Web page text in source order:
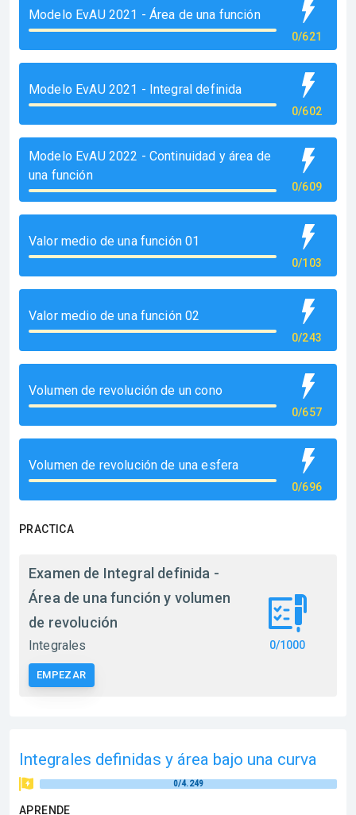
Modelo EvAU 2021 - Área de una función
0/621
Modelo EvAU 2021 - Integral definida
0/602
Modelo EvAU 2022 - Continuidad y área de
una función
0/609
Valor medio de una función 01
0/103
Valor medio de una función 02
0/243
Volumen de revolución de un cono
0/657
Volumen de revolución de una esfera
0/696
PRACTICA
Examen de Integral definida -
Área de una función y volumen
de revolución
Integrales
EMPEZAR
0/1000
Integrales definidas y área bajo una curva
0/4.249
APRENDE